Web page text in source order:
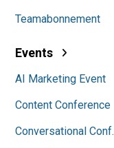
Teamabonnement
Events
AI Marketing Event
Content Conference
Conversational Conf.